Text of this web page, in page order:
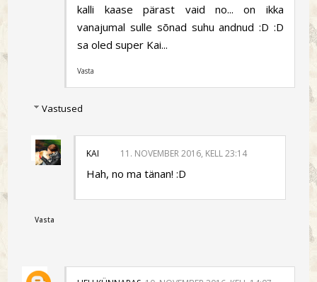
kalli kaase pärast vaid no... on ikka
vanajumal sulle sõnad suhu andnud :D :D
sa oled super Kai...
Vasta
Vastused
KAI 11. NOVEMBER 2016, KELL 23:14
Hah, no ma tänan! :D
Vasta